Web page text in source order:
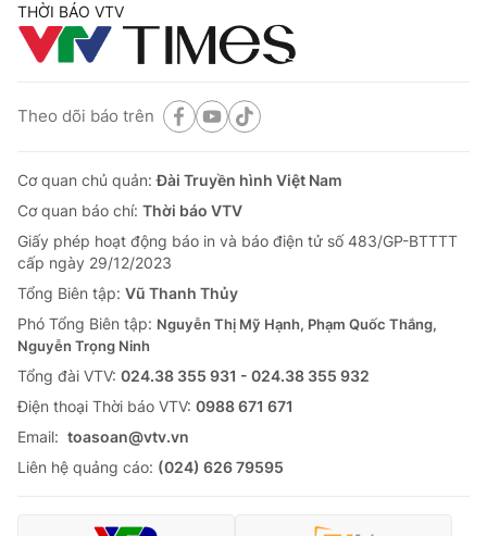
THỜI BÁO VTV
Theo dõi báo trên
Cơ quan chủ quản:Đài Truyền hình Việt Nam
Cơ quan báo chí: Thời báo VTV
Giấy phép hoạt động báo in và báo điện tử số 483/GP-BTTTT
cấp ngày 29/12/2023
Tổng Biên tập: Vũ Thanh Thủy
Phó Tổng Biên tập: Nguyễn Thị Mỹ Hạnh, Phạm Quốc Thắng,
Nguyễn Trọng Ninh
Tổng đài VTV: 024.38 355 931 - 024.38 355 932
Ðiện thoại Thời báo VTV: 0988 671 671
Email: toasoan@vtv.vn
Liên hệ quảng cáo: (024) 626 79595